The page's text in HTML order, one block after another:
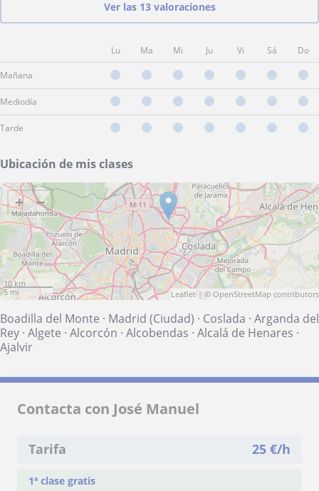
Ver las 13 valoraciones
Lu Ma Mi Ju Vi Sá Do
Mañana
Mediodía
Tarde
Ubicación de mis clases
+ −
10 km
5 mi
Leaflet| © OpenStreetMap contributors
Boadilla del Monte · Madrid (Ciudad) · Coslada · Arganda del
Rey · Algete · Alcorcón · Alcobendas · Alcalá de Henares ·
Ajalvir
Contacta con José Manuel
Tarifa 25 €/h
1ª clase gratis